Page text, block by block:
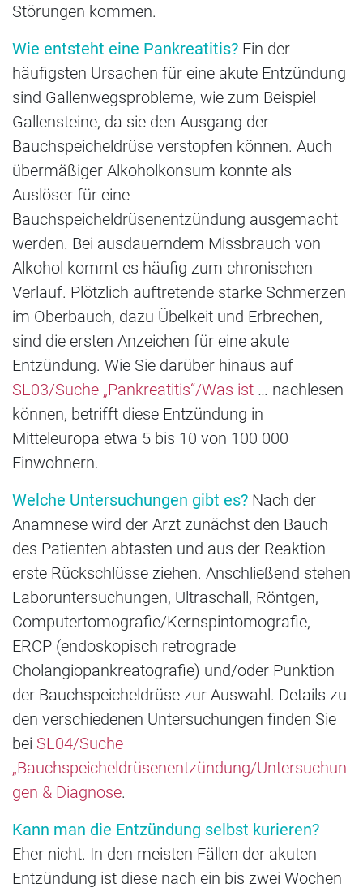
Störungen kommen.
Wie entsteht eine Pankreatitis? Ein der
häufigsten Ursachen für eine akute Entzündung
sind Gallenwegsprobleme, wie zum Beispiel
Gallensteine, da sie den Ausgang der
Bauchspeicheldrüse verstopfen können. Auch
übermäßiger Alkoholkonsum konnte als
Auslöser für eine
Bauchspeicheldrüsenentzündung ausgemacht
werden. Bei ausdauerndem Missbrauch von
Alkohol kommt es häufig zum chronischen
Verlauf. Plötzlich auftretende starke Schmerzen
im Oberbauch, dazu Übelkeit und Erbrechen,
sind die ersten Anzeichen für eine akute
Entzündung. Wie Sie darüber hinaus auf
SL03/Suche „Pankreatitis“/Was ist … nachlesen
können, betrifft diese Entzündung in
Mitteleuropa etwa 5 bis 10 von 100 000
Einwohnern.
Welche Untersuchungen gibt es? Nach der
Anamnese wird der Arzt zunächst den Bauch
des Patienten abtasten und aus der Reaktion
erste Rückschlüsse ziehen. Anschließend stehen
Laboruntersuchungen, Ultraschall, Röntgen,
Computertomografie/Kernspintomografie,
ERCP (endoskopisch retrograde
Cholangiopankreatografie) und/oder Punktion
der Bauchspeicheldrüse zur Auswahl. Details zu
den verschiedenen Untersuchungen finden Sie
bei SL04/Suche
„Bauchspeicheldrüsenentzündung/Untersuchun
gen & Diagnose.
Kann man die Entzündung selbst kurieren?
Eher nicht. In den meisten Fällen der akuten
Entzündung ist diese nach ein bis zwei Wochen